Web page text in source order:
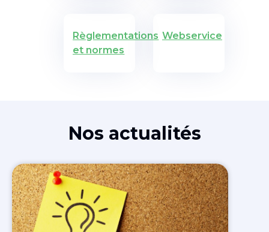
Règlementations
et normes
Webservice
Nos actualités